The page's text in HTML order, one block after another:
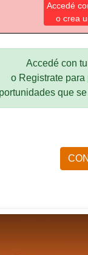
Accedé
o crea
Accedé con
o Registrate para
que